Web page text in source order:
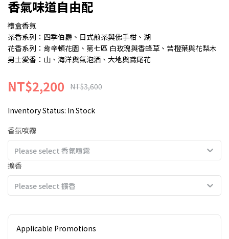
香氣味道自由配
禮盒香氣
茶香系列：四季伯爵、日式煎茶與佛手柑、湖
花香系列：肯辛頓花園、第七區 白玫瑰與香蜂草、苦橙葉與花梨木
男士愛香：山、海洋與氣泡酒、大地與鳶尾花
NT$2,200 NT$3,600
Inventory Status: In Stock
香氛噴霧
Please select 香氛噴霧
擴香
Please select 擴香
Applicable Promotions